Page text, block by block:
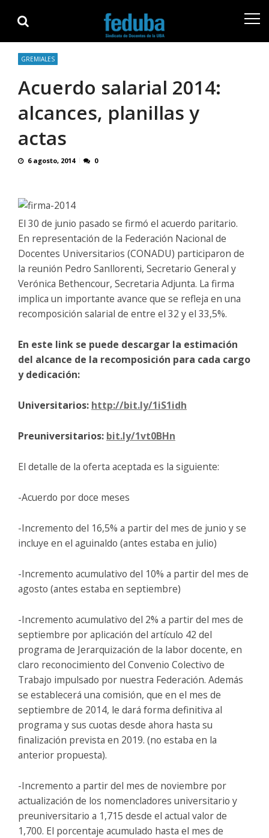
navigation
content
GREMIALES
Acuerdo salarial 2014:
alcances, planillas y
actas
6 agosto, 2014 0
El 30 de junio pasado se firmó el acuerdo paritario.
En representación de la Federación Nacional de
Docentes Universitarios (CONADU) participaron de
la reunión Pedro Sanllorenti, Secretario General y
Verónica Bethencour, Secretaria Adjunta. La firma
implica un importante avance que se refleja en una
recomposición salarial de entre el 32 y el 33,5%.
En este link se puede descargar la estimación
del alcance de la recomposición para cada cargo
y dedicación:
Universitarios: http://bit.ly/1iS1idh
Preuniversitarios: bit.ly/1vt0BHn
El detalle de la oferta aceptada es la siguiente:
-Acuerdo por doce meses
-Incremento del 16,5% a partir del mes de junio y se
incluye en el aguinaldo (antes estaba en julio)
-Incremento acumulativo del 10% a partir del mes de
agosto (antes estaba en septiembre)
-Incremento acumulativo del 2% a partir del mes de
septiembre por aplicación del artículo 42 del
programa de Jerarquización de la labor docente, en
claro reconocimiento del Convenio Colectivo de
Trabajo impulsado por nuestra Federación. Además
se establecerá una comisión, que en el mes de
septiembre de 2014, le dará forma definitiva al
programa y sus cuotas desde ahora hasta su
finalización prevista en 2019. (no estaba en la
anterior propuesta).
-Incremento a partir del mes de noviembre por
actualización de los nomencladores universitario y
preuniversitario a 1,715 desde el actual valor de
1,700. El porcentaje acumulado hasta el mes de